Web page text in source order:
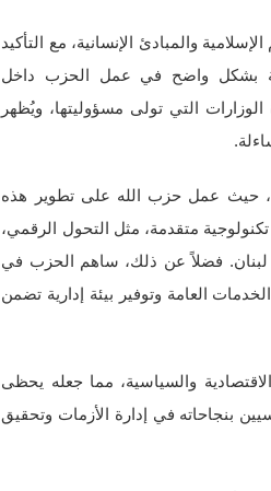
والمبادئ الإنسانية، مع التأكيد
بشكل واضح في عمل الحزب داخل
التي تولى مسؤوليتها، ويُظهر
حيث عمل حزب الله على تطوير هذه
متقدمة، مثل التحول الرقمي،
لبنان. فضلاً عن ذلك، ساهم الحزب في
العامة وتوفير بيئة إدارية تضمن
والسياسية، مما جعله يحظى
بنجاحاته في إدارة الأزمات وتحقيق